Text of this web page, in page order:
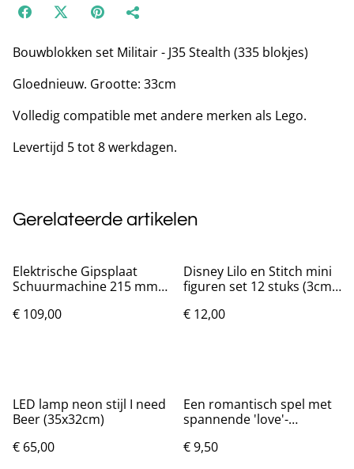
Bouwblokken set Militair - J35 Stealth (335 blokjes)
Gloednieuw. Grootte: 33cm
Volledig compatible met andere merken als Lego.
Levertijd 5 tot 8 werkdagen.
Gerelateerde artikelen
Elektrische Gipsplaat
Schuurmachine 215 mm
€ 109,00
Disney Lilo en Stitch mini
figuren set 12 stuks (3cm)
€ 12,00
LED lamp neon stijl I need
Beer (35x32cm)
€ 65,00
Een romantisch spel met
spannende 'love'-
geliefden!
€ 9,50